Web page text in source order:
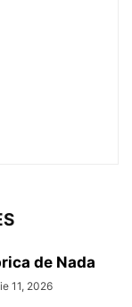
de Nada
11, 2026